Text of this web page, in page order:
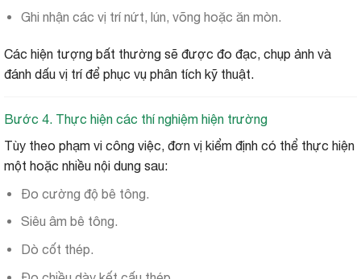
Ghi nhận các vị trí nứt, lún, võng hoặc ăn mòn.
Các hiện tượng bất thường sẽ được đo đạc, chụp ảnh và
đánh dấu vị trí để phục vụ phân tích kỹ thuật.
Bước 4. Thực hiện các thí nghiệm hiện trường
Tùy theo phạm vi công việc, đơn vị kiểm định có thể thực hiện
một hoặc nhiều nội dung sau:
Đo cường độ bê tông.
Siêu âm bê tông.
Dò cốt thép.